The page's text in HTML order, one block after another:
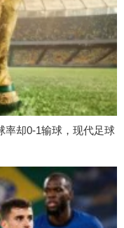
率却0-1输球，现代足球